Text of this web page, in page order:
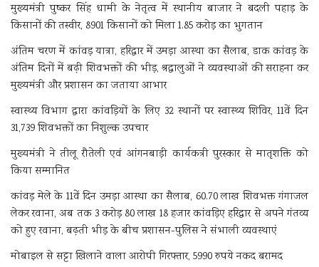
मुख्यमंत्री पुष्कर सिंह धामी के नेतृत्व में स्थानीय बाजार ने बदली पहाड़ के
किसानों की तस्वीर, 8901 किसानों को मिला 1.85 करोड़ का भुगतान
अंतिम चरण में कांवड़ यात्रा, हरिद्वार में उमड़ा आस्था का सैलाब, डाक कांवड़ के
अंतिम दिनों में बढ़ी शिवभक्तों की भीड़, श्रद्धालुओं ने व्यवस्थाओं की सराहना कर
मुख्यमंत्री और प्रशासन का जताया आभार
स्वास्थ्य विभाग द्वारा कांवड़ियों के लिए 32 स्थानों पर स्वास्थ्य शिविर, 11वें दिन
31,739 शिवभक्तों का निशुल्क उपचार
मुख्यमंत्री ने तीलू रौतेली एवं आंगनबाड़ी कार्यकत्री पुरस्कार से मातृशक्ति को
किया सम्मानित
कांवड़ मेले के 11वें दिन उमड़ा आस्था का सैलाब, 60.70 लाख शिवभक्त गंगाजल
लेकर रवाना, अब तक 3 करोड़ 80 लाख 18 हजार कांवड़िए हरिद्वार से अपने गंतव्य
को हुए रवाना, बढ़ती भीड़ के बीच प्रशासन-पुलिस ने संभाली व्यवस्थाएं
मोबाइल से सट्टा खिलाने वाला आरोपी गिरफ्तार, 5990 रुपये नकद बरामद